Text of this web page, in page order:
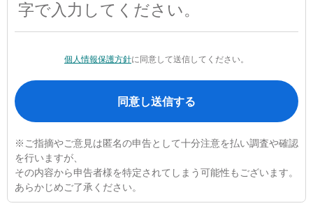
字で入力してください。
個人情報保護方針に同意して送信してください。
※ご指摘やご意見は匿名の申告として十分注意を払い調査や確認
を行いますが、
その内容から申告者様を特定されてしまう可能性もございます。
あらかじめご了承ください。